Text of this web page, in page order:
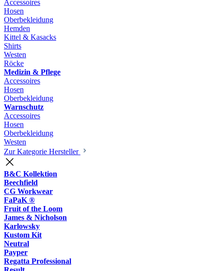
Accessoires
Hosen
Oberbekleidung
Hemden
Kittel & Kasacks
Shirts
Westen
Röcke
Medizin & Pflege
Accessoires
Hosen
Oberbekleidung
Warnschutz
Accessoires
Hosen
Oberbekleidung
Westen
Zur Kategorie Hersteller
B&C Kollektion
Beechfield
CG Workwear
FaPaK ®
Fruit of the Loom
James & Nicholson
Karlowsky
Kustom Kit
Neutral
Payper
Regatta Professional